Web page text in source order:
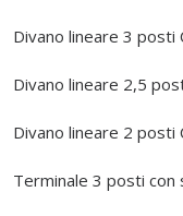
Divano lineare 3
Divano lineare 2,5
Divano lineare 2
Terminale 3 posti con